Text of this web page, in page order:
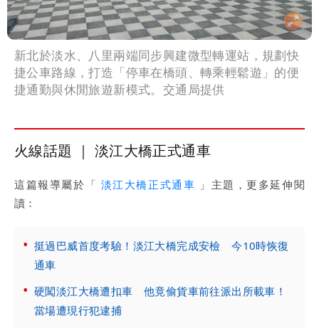
新北於淡水、八里兩端同步興建微型轉運站，規劃快
捷公車路線，打造「停車在橋頭、轉乘輕鬆遊」的便
捷通勤與休閒旅遊新模式。交通局提供
火線話題 ｜ 淡江大橋正式通車
這篇報導屬於「 淡江大橋正式通車 」主題，更多延伸閱
讀：
挺過巴威首度考驗！淡江大橋完成安檢 今10時恢復
通車
硬闖淡江大橋遭扣車 他竟偷貨車前往派出所載車！
當場遭現行犯逮捕